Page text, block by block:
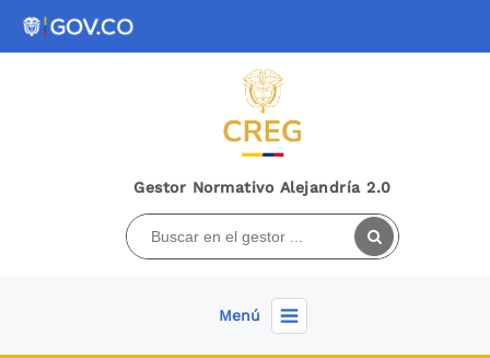
Gestor Normativo Alejandría 2.0
Menú